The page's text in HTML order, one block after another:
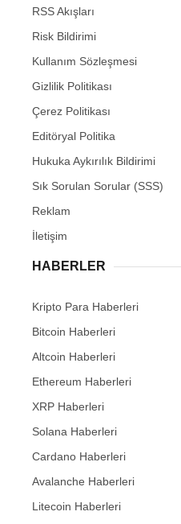
RSS Akışları
Risk Bildirimi
Kullanım Sözleşmesi
Gizlilik Politikası
Çerez Politikası
Editöryal Politika
Hukuka Aykırılık Bildirimi
Sık Sorulan Sorular (SSS)
Reklam
İletişim
HABERLER
Kripto Para Haberleri
Bitcoin Haberleri
Altcoin Haberleri
Ethereum Haberleri
XRP Haberleri
Solana Haberleri
Cardano Haberleri
Avalanche Haberleri
Litecoin Haberleri